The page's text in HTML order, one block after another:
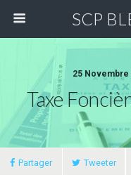
SCP
25 Novembre
Taxe
Partager Tweeter